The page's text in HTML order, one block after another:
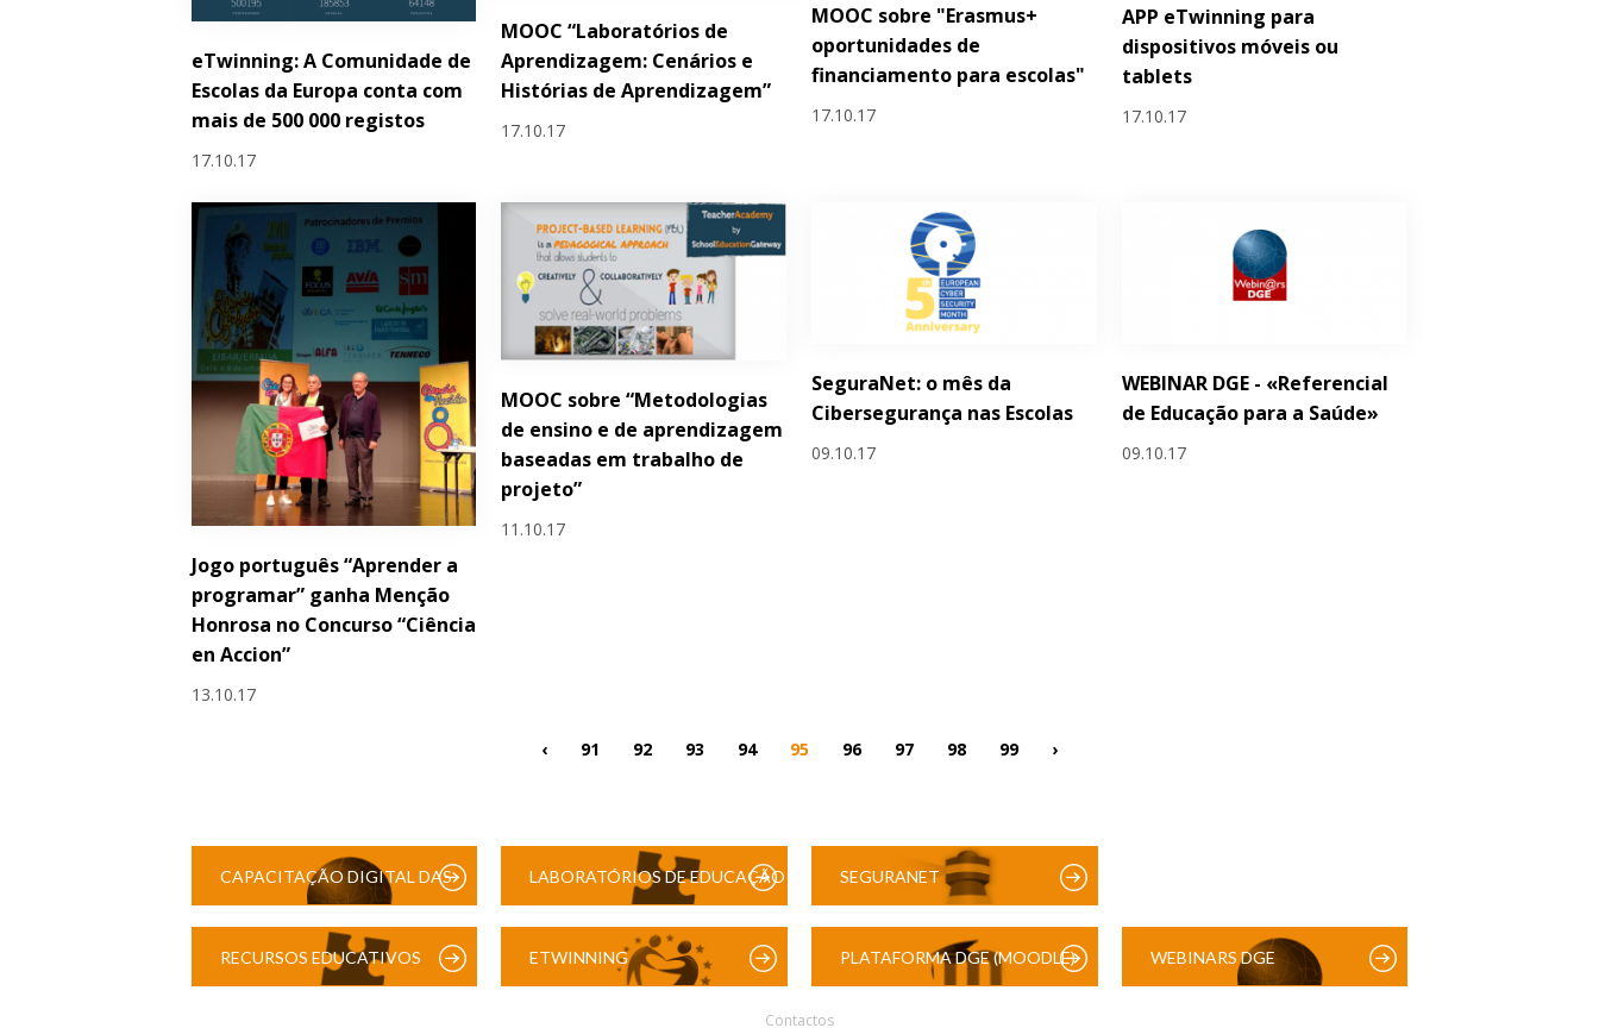
eTwinning: A Comunidade de
Escolas da Europa conta com
mais de 500 000 registos
17.10.17
MOOC “Laboratórios de
Aprendizagem: Cenários e
Histórias de Aprendizagem”
17.10.17
MOOC sobre "Erasmus+
oportunidades de
financiamento para escolas"
17.10.17
APP eTwinning para
dispositivos móveis ou
tablets
17.10.17
Jogo português “Aprender a
programar” ganha Menção
Honrosa no Concurso “Ciência
en Accion”
13.10.17
MOOC sobre “Metodologias
de ensino e de aprendizagem
baseadas em trabalho de
projeto”
11.10.17
SeguraNet: o mês da
Cibersegurança nas Escolas
09.10.17
WEBINAR DGE - «Referencial
de Educação para a Saúde»
09.10.17
‹ 91 92 93 94 95 96 97 98 99 ›
CAPACITAÇÃO DIGITAL DAS LABORATÓRIOS DE EDUCAÇÃO SEGURANET
RECURSOS EDUCATIVOS ETWINNING PLATAFORMA DGE (MOODLE) WEBINARS DGE
Contactos